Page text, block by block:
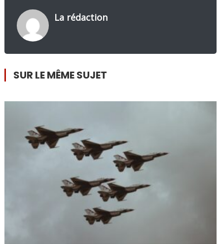
La rédaction
SUR LE MÊME SUJET